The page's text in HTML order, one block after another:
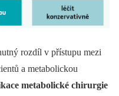
rozdíl v přístupu mezi
a metabolickou
metabolické chirurgie